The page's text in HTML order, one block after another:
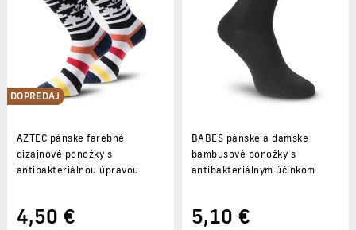
DOPREDAJ
AZTEC pánske farebné
dizajnové ponožky s
antibakteriálnou úpravou
4,50 €
BABES pánske a dámske
bambusové ponožky s
antibakteriálnym účinkom
5,10 €